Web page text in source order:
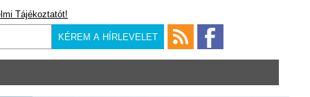
Tájékoztatót!